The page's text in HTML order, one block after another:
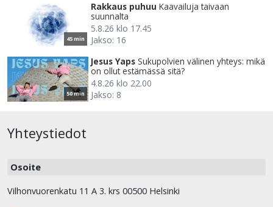
45 min
Rakkaus puhuu Kaavailuja taivaan
suunnalta
5.8.26 klo 17.45
Jakso: 16
50 min
Jesus Yaps Sukupolvien välinen yhteys: mikä
on ollut estämässä sitä?
4.8.26 klo 22.00
Jakso: 8
Yhteystiedot
Osoite
Vilhonvuorenkatu 11 A 3. krs 00500 Helsinki